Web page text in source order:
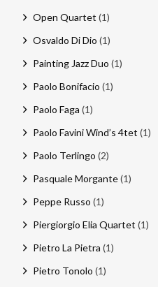
Open Quartet (1)
Osvaldo Di Dio (1)
Painting Jazz Duo (1)
Paolo Bonifacio (1)
Paolo Faga (1)
Paolo Favini Wind’s 4tet (1)
Paolo Terlingo (2)
Pasquale Morgante(1)
Peppe Russo (1)
Piergiorgio Elia Quartet (1)
Pietro La Pietra (1)
Pietro Tonolo (1)